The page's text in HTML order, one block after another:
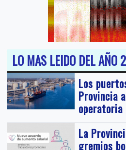
LO MAS LEIDO DEL AÑO
Los
Provincia
La
gremios